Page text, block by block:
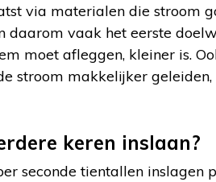
via materialen die stroom
daarom vaak het eerste
moet afleggen, kleiner is.
stroom makkelijker
keren inslaan?
seconde tientallen inslagen